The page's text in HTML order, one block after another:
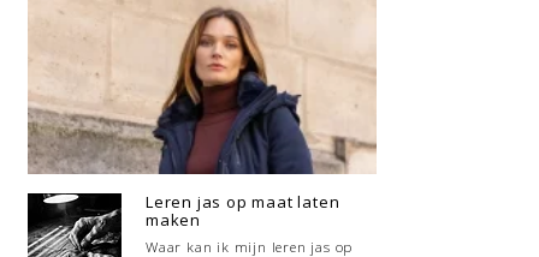
Leren jas op maat laten
maken
Waar kan ik mijn leren jas op